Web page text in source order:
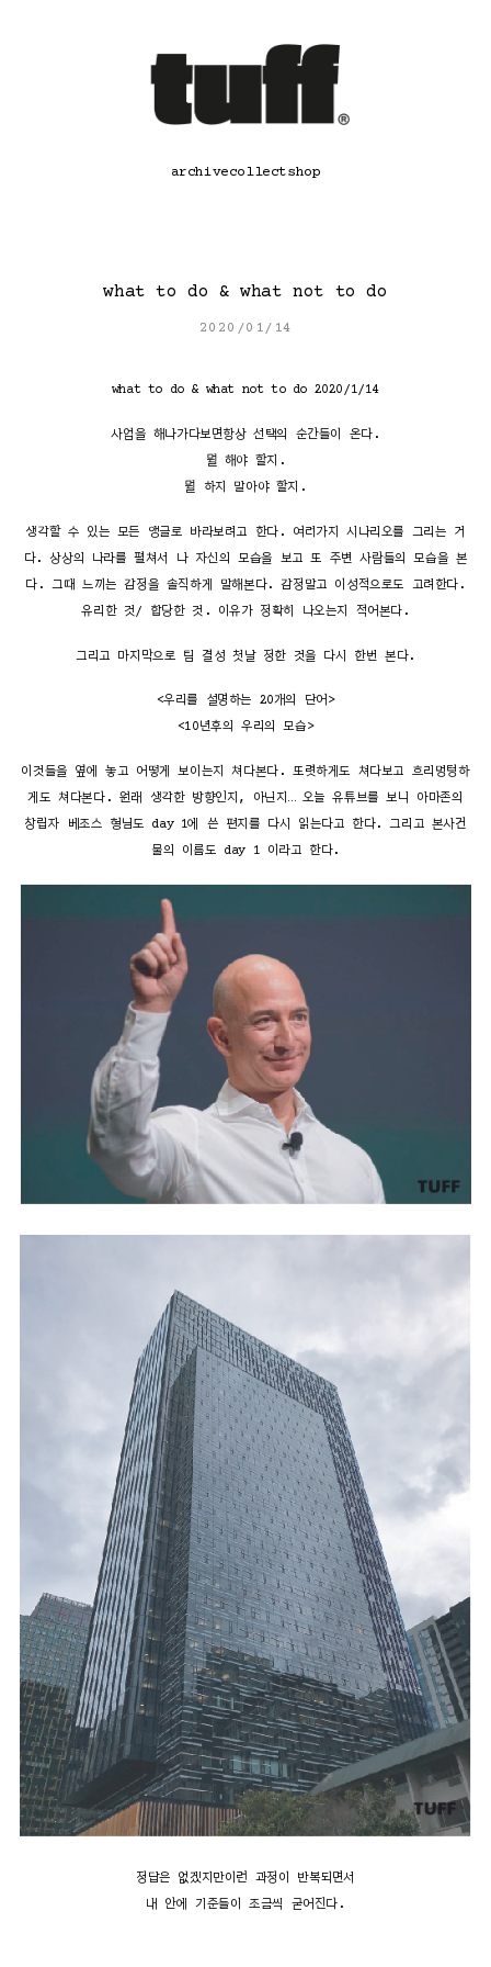
archivecollectshop
what to do & what not to do
2020/01/14
what to do & what not to do 2020/1/14
사업을 해나가다보면항상 선택의 순간들이 온다.
뭘 해야 할지.
뭘 하지 말아야 할지.
생각할 수 있는 모든 앵글로 바라보려고 한다. 여러가지 시나리오를 그리는 거
다. 상상의 나라를 펼쳐서 나 자신의 모습을 보고 또 주변 사람들의 모습을 본
다. 그때 느끼는 감정을 솔직하게 말해본다. 감정말고 이성적으로도 고려한다.
유리한 것/ 합당한 것. 이유가 정확히 나오는지 적어본다.
그리고 마지막으로 팀 결성 첫날 정한 것을 다시 한번 본다.
<우리를 설명하는 20개의 단어>
<10년후의 우리의 모습>
이것들을 옆에 놓고 어떻게 보이는지 쳐다본다. 또렷하게도 쳐다보고 흐리멍텅하
게도 쳐다본다. 원래 생각한 방향인지, 아닌지… 오늘 유튜브를 보니 아마존의
창립자 베조스 형님도 day 1에 쓴 편지를 다시 읽는다고 한다. 그리고 본사건
물의 이름도 day 1 이라고 한다.
정답은 없겠지만이런 과정이 반복되면서
내 안에 기준들이 조금씩 굳어진다.